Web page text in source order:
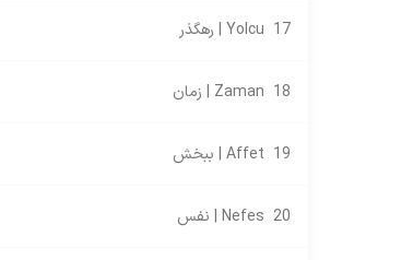
17 Yolcu | رهگذر
18 Zaman | زمان
19 Affet | ببخش
20 Nefes | نفس